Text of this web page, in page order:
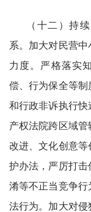
（十二）持
系。加大对民营
力度。严格落实
偿、行为保全等
和行政非诉执行
产权法院跨区域
改进、文化创意
护办法，严厉打
淆等不正当竞争
法行为。加大对